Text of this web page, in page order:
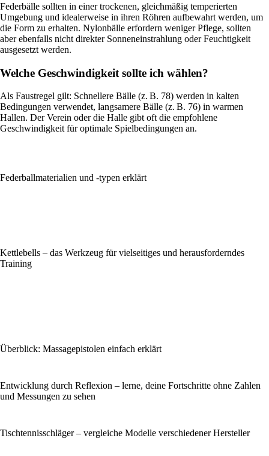
Federbälle sollten in einer trockenen, gleichmäßig temperierten
Umgebung und idealerweise in ihren Röhren aufbewahrt werden, um
die Form zu erhalten. Nylonbälle erfordern weniger Pflege, sollten
aber ebenfalls nicht direkter Sonneneinstrahlung oder Feuchtigkeit
ausgesetzt werden.
Welche Geschwindigkeit sollte ich wählen?
Als Faustregel gilt: Schnellere Bälle (z. B. 78) werden in kalten
Bedingungen verwendet, langsamere Bälle (z. B. 76) in warmen
Hallen. Der Verein oder die Halle gibt oft die empfohlene
Geschwindigkeit für optimale Spielbedingungen an.
Federballmaterialien und -typen erklärt
Kettlebells – das Werkzeug für vielseitiges und herausforderndes
Training
Überblick: Massagepistolen einfach erklärt
Entwicklung durch Reflexion – lerne, deine Fortschritte ohne Zahlen
und Messungen zu sehen
Tischtennisschläger – vergleiche Modelle verschiedener Hersteller